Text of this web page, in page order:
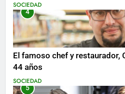
SOCIEDAD
4
El famoso chef y restaurador,
44 años
SOCIEDAD
5